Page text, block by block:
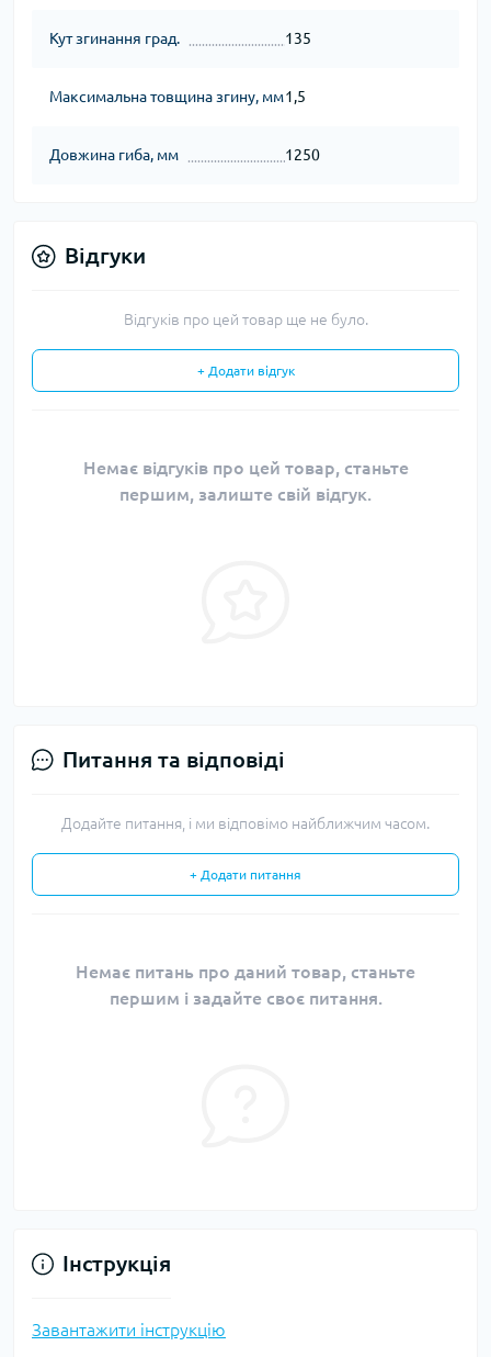
Кут згинання град. 135
Максимальна товщина згину, мм1,5
Довжина гиба, мм 1250
Відгуки
Відгуків про цей товар ще не було.
+ Додати відгук
Немає відгуків про цей товар, станьте
першим, залиште свій відгук.
Питання та відповіді
Додайте питання, і ми відповімо найближчим часом.
+ Додати питання
Немає питань про даний товар, станьте
першим і задайте своє питання.
Інструкція
Завантажити інструкцію